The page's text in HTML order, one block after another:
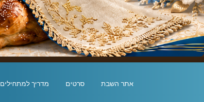
אתר השבת סרטים מדריך למתחילים